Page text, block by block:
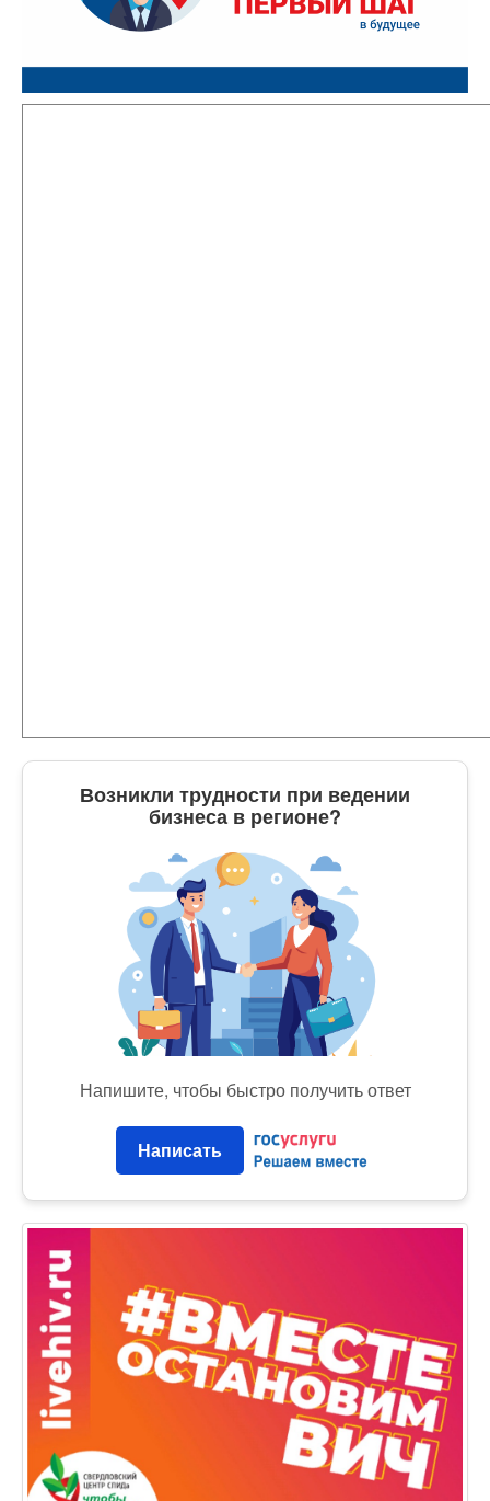
Возникли трудности при ведении
бизнеса в регионе?
Напишите, чтобы быстро получить ответ
Написать